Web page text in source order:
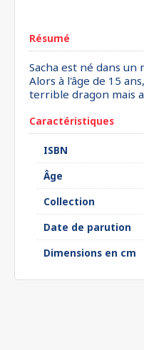
Résumé
Sacha est né dans un
Alors à l'âge de 15
terrible dragon mais
Caractéristiques
ISBN
Âge
Collection
Date de parution
Dimensions en cm